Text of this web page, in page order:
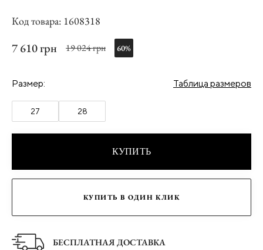
Код товара: 1608318
7 610 грн 19 024 грн 60%
Размер: Таблица размеров
27 28
КУПИТЬ
КУПИТЬ В ОДИН КЛИК
БЕСПЛАТНАЯ ДОСТАВКА